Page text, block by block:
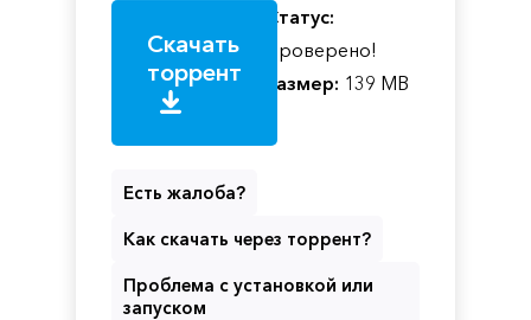
Скачать
торрент
Статус:
Проверено!
Размер: 139 MB
Есть жалоба?
Как скачать через торрент?
Проблема с установкой или
запуском